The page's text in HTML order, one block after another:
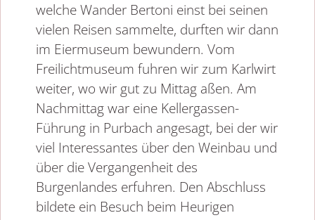
welche Wander Bertoni einst bei seinen
vielen Reisen sammelte, durften wir dann
im Eiermuseum bewundern. Vom
Freilichtmuseum fuhren wir zum Karlwirt
weiter, wo wir gut zu Mittag aßen. Am
Nachmittag war eine Kellergassen-
Führung in Purbach angesagt, bei der wir
viel Interessantes über den Weinbau und
über die Vergangenheit des
Burgenlandes erfuhren. Den Abschluss
bildete ein Besuch beim Heurigen